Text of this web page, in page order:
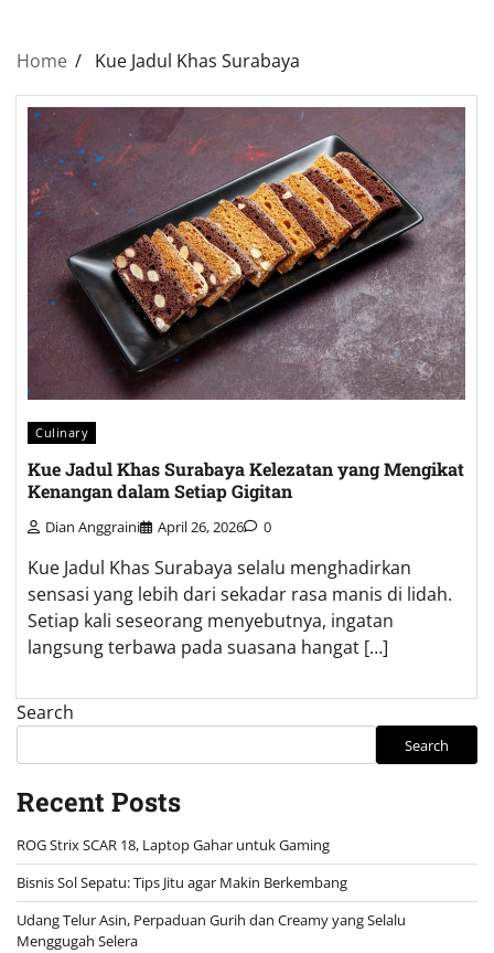
Home Kue Jadul Khas Surabaya
Culinary
Kue Jadul Khas Surabaya Kelezatan yang Mengikat
Kenangan dalam Setiap Gigitan
Dian Anggraini April 26, 2026 0
Kue Jadul Khas Surabaya selalu menghadirkan
sensasi yang lebih dari sekadar rasa manis di lidah.
Setiap kali seseorang menyebutnya, ingatan
langsung terbawa pada suasana hangat […]
Search
Search
Recent Posts
ROG Strix SCAR 18, Laptop Gahar untuk Gaming
Bisnis Sol Sepatu: Tips Jitu agar Makin Berkembang
Udang Telur Asin, Perpaduan Gurih dan Creamy yang Selalu
Menggugah Selera